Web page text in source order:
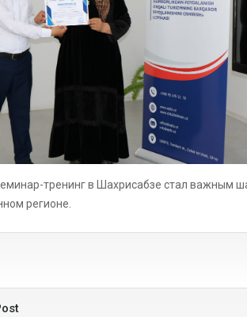
тренинг в Шахрисабзе стал важным
регионе.